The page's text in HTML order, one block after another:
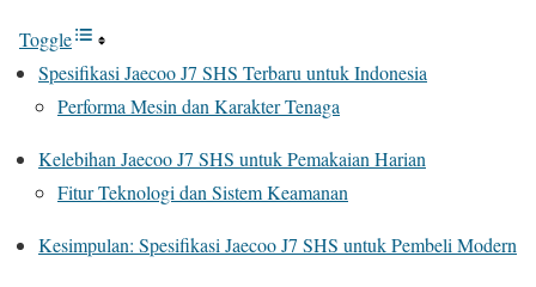
Toggle
Spesifikasi Jaecoo J7 SHS Terbaru untuk Indonesia
Performa Mesin dan Karakter Tenaga
Kelebihan Jaecoo J7 SHS untuk Pemakaian Harian
Fitur Teknologi dan Sistem Keamanan
Kesimpulan: Spesifikasi Jaecoo J7 SHS untuk Pembeli Modern